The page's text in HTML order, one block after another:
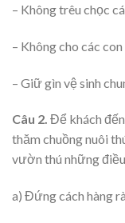
– Không trêu chọc
– Không cho các
– Giữ gìn vệ sinh
Câu 2. Để khách
thăm chuồng nuôi
vườn thú những
a) Đứng cách hàng